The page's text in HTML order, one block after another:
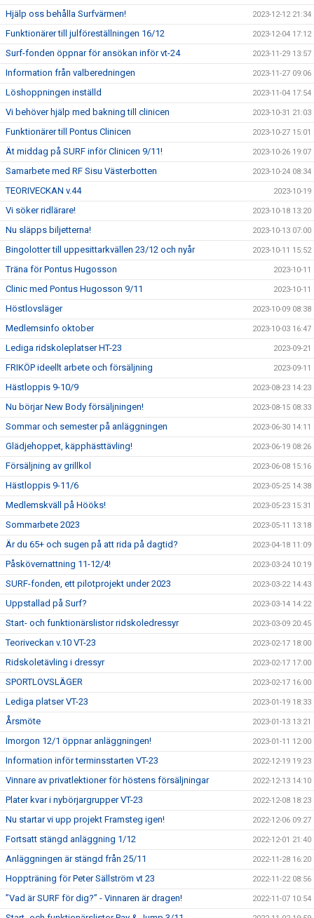
Hjälp oss behålla Surfvärmen! 2023-12-12 21:34
Funktionärer till julföreställningen 16/12 2023-12-04 17:12
Surf-fonden öppnar för ansökan inför vt-24 2023-11-29 13:57
Information från valberedningen 2023-11-27 09:06
Löshoppningen inställd 2023-11-04 17:54
Vi behöver hjälp med bakning till clinicen 2023-10-31 21:03
Funktionärer till Pontus Clinicen 2023-10-27 15:01
Ät middag på SURF inför Clinicen 9/11! 2023-10-26 19:07
Samarbete med RF Sisu Västerbotten 2023-10-24 08:34
TEORIVECKAN v.44 2023-10-19
Vi söker ridlärare! 2023-10-18 13:20
Nu släpps biljetterna! 2023-10-13 07:00
Bingolotter till uppesittarkvällen 23/12 och nyår 2023-10-11 15:52
Träna för Pontus Hugosson 2023-10-11
Clinic med Pontus Hugosson 9/11 2023-10-11
Höstlovsläger 2023-10-09 08:38
Medlemsinfo oktober 2023-10-03 16:47
Lediga ridskoleplatser HT-23 2023-09-21
FRIKÖP ideellt arbete och försäljning 2023-09-11
Hästloppis 9-10/9 2023-08-23 14:23
Nu börjar New Body försäljningen! 2023-08-15 08:33
Sommar och semester på anläggningen 2023-06-30 14:11
Glädjehoppet, käpphästtävling! 2023-06-19 08:26
Försäljning av grillkol 2023-06-08 15:16
Hästloppis 9-11/6 2023-05-25 14:38
Medlemskväll på Hööks! 2023-05-23 15:31
Sommarbete 2023 2023-05-11 13:18
Är du 65+ och sugen på att rida på dagtid? 2023-04-18 11:09
Påskövernattning 11-12/4! 2023-03-24 10:19
SURF-fonden, ett pilotprojekt under 2023 2023-03-22 14:43
Uppstallad på Surf? 2023-03-14 14:22
Start- och funktionärslistor ridskoledressyr 2023-03-09 20:45
Teoriveckan v.10 VT-23 2023-02-17 18:00
Ridskoletävling i dressyr 2023-02-17 17:00
SPORTLOVSLÄGER 2023-02-17 16:00
Lediga platser VT-23 2023-01-19 18:33
Årsmöte 2023-01-13 13:21
Imorgon 12/1 öppnar anläggningen! 2023-01-11 12:00
Information inför terminsstarten VT-23 2022-12-19 19:23
Vinnare av privatlektioner för höstens försäljningar 2022-12-13 14:10
Plater kvar i nybörjargrupper VT-23 2022-12-08 18:23
Nu startar vi upp projekt Framsteg igen! 2022-12-06 09:27
Fortsatt stängd anläggning 1/12 2022-12-01 21:40
Anläggningen är stängd från 25/11 2022-11-28 16:20
Hoppträning för Peter Sällström vt 23 2022-11-22 08:56
”Vad är SURF för dig?” - Vinnaren är dragen! 2022-11-07 10:54